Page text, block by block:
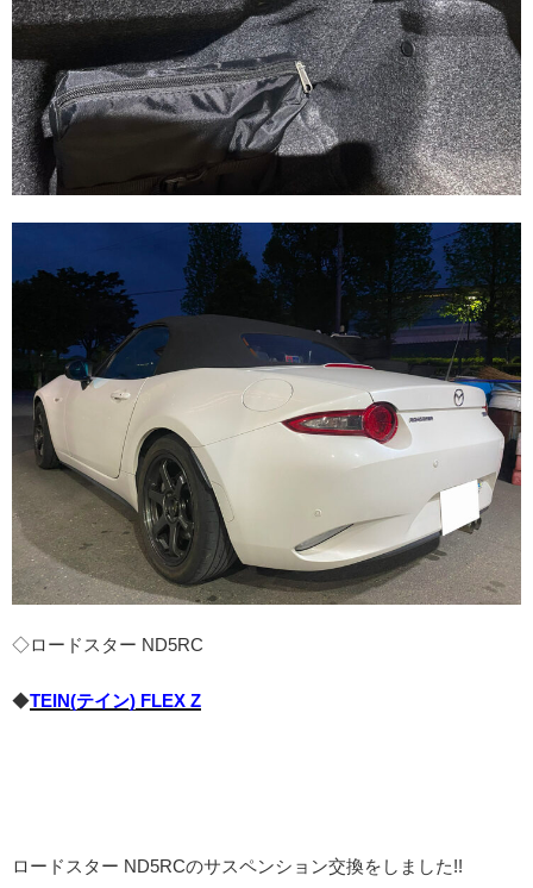
◇ロードスター ND5RC
◆TEIN(テイン) FLEX Z
ロードスター ND5RCのサスペンション交換をしました!!